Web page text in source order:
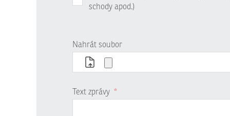
schody apod.)
Nahrát soubor
Text zprávy *